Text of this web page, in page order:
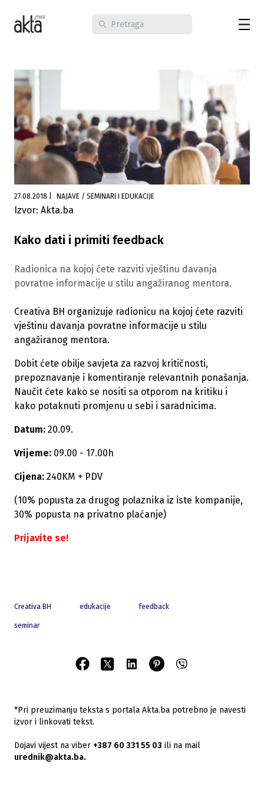
27.08.2018 NAJAVE / SEMINARI I EDUKACIJE
Izvor: Akta.ba
Kako dati i primiti feedback
Radionica na kojoj ćete razviti vještinu davanja
povratne informacije u stilu angažiranog mentora.
Creativa BH organizuje radionicu na kojoj ćete razviti
vještinu davanja povratne informacije u stilu
angažiranog mentora.
Dobit ćete obilje savjeta za razvoj kritičnosti,
prepoznavanje i komentiranje relevantnih ponašanja.
Naučit ćete kako se nositi sa otporom na kritiku i
kako potaknuti promjenu u sebi i saradnicima.
Datum: 20.09.
Vrijeme: 09.00 - 17.00h
Cijena: 240KM + PDV
(10% popusta za drugog polaznika iz iste kompanije,
30% popusta na privatno plaćanje)
Prijavite se!
Creativa BH edukacije feedback
seminar
*Pri preuzimanju teksta s portala Akta.ba potrebno je navesti
izvor i linkovati tekst.
Dojavi vijest na viber +387 60 331 55 03 ili na mail
urednik@akta.ba.